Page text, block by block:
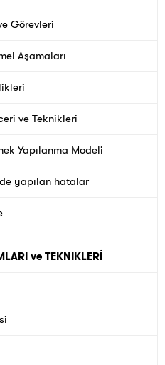
Görevleri
Aşamaları
ve Teknikleri
Yapılanma Modeli
yapılan hatalar
ve TEKNIKLERİ